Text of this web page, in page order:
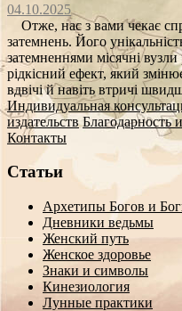
04.10.2025
Отже, нас з вами чекає
затемнень. Його
затемненнями місячні
рідкісний ефект, який
вдвічі й навіть втричі
Индивидуальная
издательств Благодарность
Контакты
Статьи
Архетипы Богов и
Дневники ведьмы
Женский путь
Женское здоровье
Знаки и символы
Кинезиология
Лунные практики